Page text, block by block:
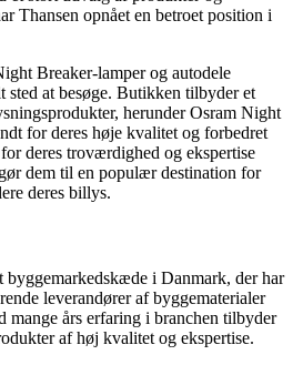
Thansen opnået en betroet position i
Breaker-lamper og autodele
sted at besøge. Butikken tilbyder et
herunder Osram Night
for deres høje kvalitet og forbedret
deres troværdighed og ekspertise
dem til en populær destination for
deres billys.
byggemarkedskæde i Danmark, der har
leverandører af byggematerialer
mange års erfaring i branchen tilbyder
af høj kvalitet og ekspertise.